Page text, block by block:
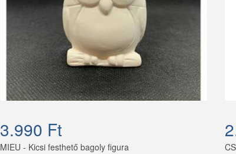
3.990 Ft
MIEU - Kicsi festhető bagoly figura